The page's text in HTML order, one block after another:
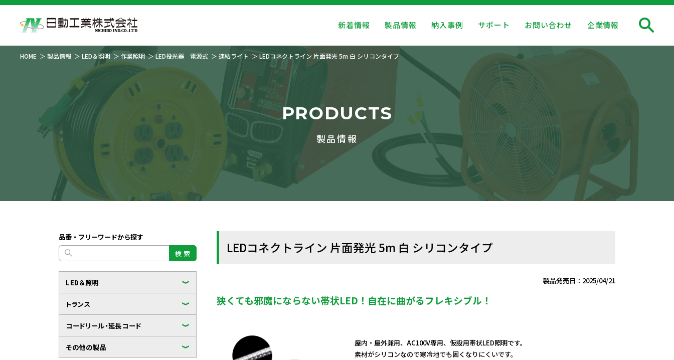
新着情報 製品情報 納入事例 サポート お問い合わせ 企業情報
HOME 製品情報 LED＆照明 作業照明 LED投光器 電源式 連結ライト LEDコネクトライン 片面発光 5m 白 シリコンタイプ
PRODUCTS
製品情報
品番・フリーワードから探す
検 索
LED＆照明
トランス
コードリール・延長コード
その他の製品
LEDコネクトライン 片面発光 5m 白 シリコンタイプ
製品発売日：2025/04/21
狭くても邪魔にならない帯状LED！自在に曲がるフレキシブル！
屋内・屋外兼用、AC100V専用、仮設用帯状LED照明です。
素材がシリコンなので寒冷地でも固くなりにくいです。